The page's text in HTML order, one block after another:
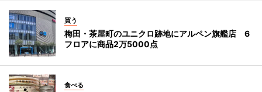
買う
梅田・茶屋町のユニクロ跡地にアルペン旗艦店 6
フロアに商品2万5000点
食べる